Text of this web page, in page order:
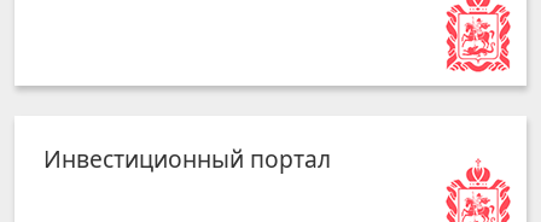
Инвестиционный портал